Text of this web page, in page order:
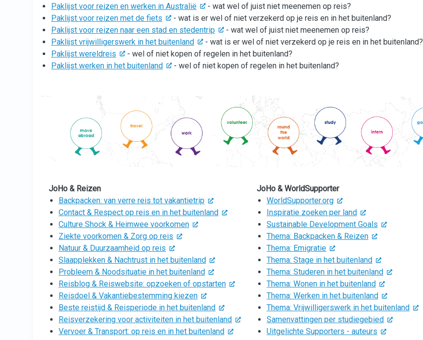
Paklijst voor reizen en werken in Australië
- wat wel of juist niet meenemen op reis?
Paklijst voor reizen met de fiets
- wat is er wel of niet verzekerd op je reis en in het buitenland?
Paklijst voor reizen naar een stad en stedentrip
- wat wel of juist niet meenemen op reis?
Paklijst vrijwilligerswerk in het buitenland
- wat is er wel of niet verzekerd op je reis en in het buitenland?
Paklijst wereldreis
- wel of niet kopen of regelen in het buitenland?
Paklijst werken in het buitenland
- wel of niet kopen of regelen in het buitenland?
JoHo & Reizen
Backpacken: van verre reis tot vakantietrip
Contact & Respect op reis en in het buitenland
Culture Shock & Heimwee voorkomen
Ziekte voorkomen & Zorg op reis
Natuur & Duurzaamheid op reis
Slaapplekken & Nachtrust in het buitenland
Probleem & Noodsituatie in het buitenland
Reisblog & Reiswebsite: opzoeken of opstarten
Reisdoel & Vakantiebestemming kiezen
Beste reistijd & Reisperiode in het buitenland
Reisverzekering voor activiteiten in het buitenland
Vervoer & Transport: op reis en in het buitenland
JoHo & WorldSupporter
WorldSupporter.org
Inspiratie zoeken per land
Sustainable Development Goals
Thema: Backpacken & Reizen
Thema: Emigratie
Thema: Stage in het buitenland
Thema: Studeren in het buitenland
Thema: Wonen in het buitenland
Thema: Werken in het buitenland
Thema: Vrijwilligerswerk in het buitenland
Samenvattingen per studiegebied
Uitgelichte Supporters - auteurs